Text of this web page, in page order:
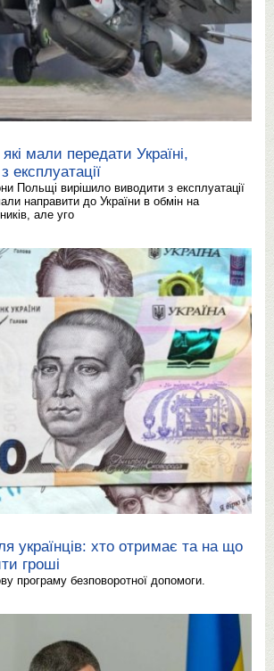
мали передати Україні,
експлуатації
Польщі вирішило виводити з експлуатації
направити до України в обмін на
але уго
українців: хто отримає та на що
гроші
програму безповоротної допомоги.